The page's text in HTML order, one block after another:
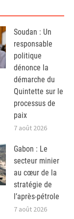
Soudan : Un
responsable
politique
dénonce la
démarche du
Quintette sur le
processus de
paix
7 août 2026
Gabon : Le
secteur minier
au cœur de la
stratégie de
l’après-pétrole
7 août 2026